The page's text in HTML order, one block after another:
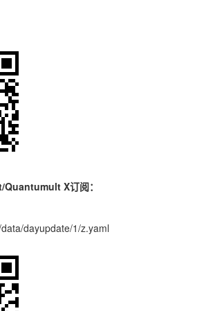
X订阅：
dayupdate/1/z.yaml